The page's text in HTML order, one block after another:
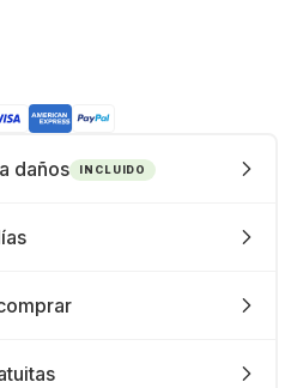
daños INCLUIDO